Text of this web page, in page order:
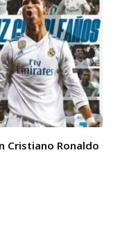
Cristiano Ronaldo